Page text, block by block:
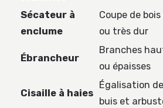
Sécateur à
enclume
Coupe de
ou très dur
Ébrancheur
Branches
ou épaisses
Cisaille à haies
Égalisation
buis et